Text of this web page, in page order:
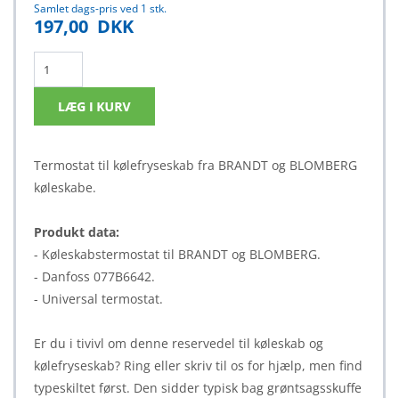
Samlet dags-pris ved 1 stk.
197,00 DKK
Termostat til kølefryseskab fra BRANDT og BLOMBERG
køleskabe.
Produkt data:
- Køleskabstermostat til BRANDT og BLOMBERG.
- Danfoss 077B6642.
- Universal termostat.
Er du i tivivl om denne reservedel til køleskab og
kølefryseskab? Ring eller skriv til os for hjælp, men find
typeskiltet først. Den sidder typisk bag grøntsagsskuffe